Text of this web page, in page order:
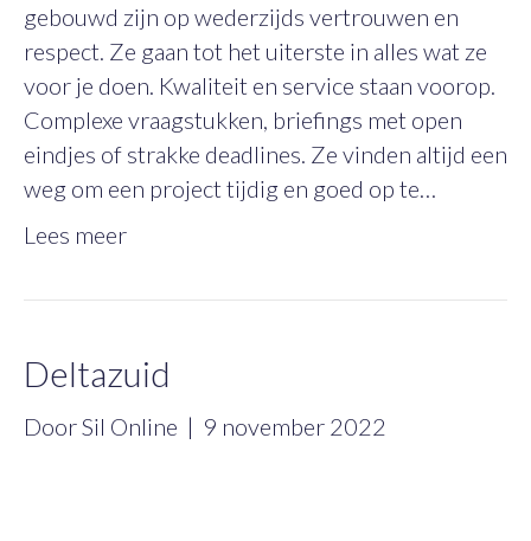
gebouwd zijn op wederzijds vertrouwen en
respect. Ze gaan tot het uiterste in alles wat ze
voor je doen. Kwaliteit en service staan voorop.
Complexe vraagstukken, briefings met open
eindjes of strakke deadlines. Ze vinden altijd een
weg om een project tijdig en goed op te…
Lees meer
Deltazuid
DoorSil Online | 9 november 2022